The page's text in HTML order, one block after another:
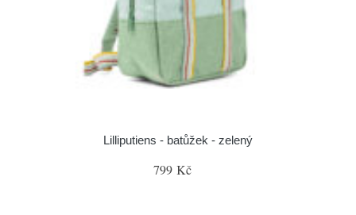
Lilliputiens - batůžek - zelený
799 Kč